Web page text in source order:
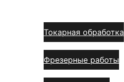
Токарная обработка
Фрезерные работы